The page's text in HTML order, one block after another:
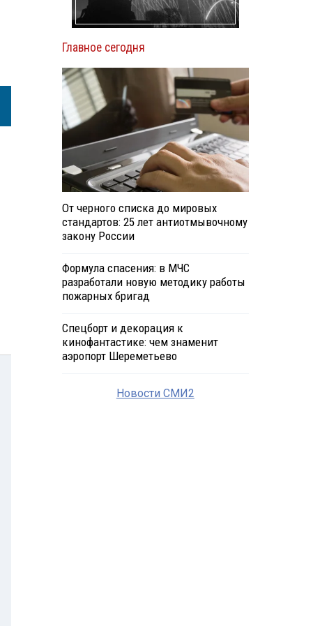
Главное сегодня
От черного списка до мировых
стандартов: 25 лет антиотмывочному
закону России
Формула спасения: в МЧС
разработали новую методику работы
пожарных бригад
Спецборт и декорация к
кинофантастике: чем знаменит
аэропорт Шереметьево
Новости СМИ2